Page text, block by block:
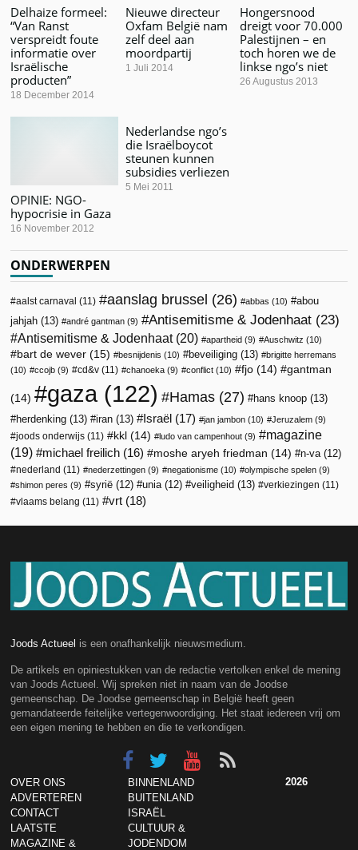
Delhaize formeel:
“Van Ranst
verspreidt foute
informatie over
Israëlische
producten”
18 December 2014
Nieuwe directeur
Oxfam België nam
zelf deel aan
moordpartij
1 Juli 2014
Hongersnood
dreigt voor 70.000
Palestijnen – en
toch horen we de
linkse ngo’s niet
26 Augustus 2013
OPINIE: NGO-
hypocrisie in Gaza
16 November 2012
Nederlandse ngo’s
die Israëlboycot
steunen kunnen
subsidies verliezen
5 Mei 2011
ONDERWERPEN
aalst carnaval (11) aanslag brussel (26) abbas (10)
abou
jahjah (13) andré gantman (9) Antisemitisme & Jodenhaat (23)
Antisemitisme & Jodenhaat(20) apartheid (9) Auschwitz (10)
bart de wever (15) besnijdenis (10) beveiliging (13)
brigitte herremans
(10)
ccojb (9) cd&v (11) chanoeka (9) conflict (10) fjo (14) gantman
(14) gaza(122) Hamas (27) hans knoop (13)
herdenking (13) iran (13) Israël (17) jan jambon (10) Jeruzalem (9)
joods onderwijs (11) kkl (14) ludo van campenhout (9)
magazine
(19)
michael freilich (16) moshe aryeh friedman (14) n-va (12)
nederland (11) nederzettingen (9) negationisme (10) olympische spelen (9)
shimon peres (9) syrië (12) unia (12) veiligheid (13) verkiezingen (11)
vlaams belang (11) vrt (18)
Joods Actueel is een onafhankelijk nieuwsmedium.
De artikels en opiniestukken van de redactie vertolken enkel de mening
van Joods Actueel. Wij spreken niet in naam van de Joodse
gemeenschap. De Joodse gemeenschap in België heeft geen
gemandateerde feitelijke vertegenwoordiging. Het staat iedereen vrij om
een eigen mening te hebben en die te verkondigen.
OVER ONS
ADVERTEREN
CONTACT
LAATSTE
MAGAZINE &
BINNENLAND
BUITENLAND
ISRAËL
CULTUUR &
JODENDOM
2026